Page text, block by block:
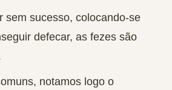
sem sucesso, colocando-se
defecar, as fezes são
notamos logo o